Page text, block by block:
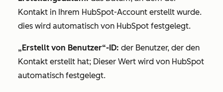
Kontakt in Ihrem HubSpot-Account erstellt wurde.
dies wird automatisch von HubSpot festgelegt.
„Erstellt von Benutzer“-ID: der Benutzer, der den
Kontakt erstellt hat; Dieser Wert wird von HubSpot
automatisch festgelegt.